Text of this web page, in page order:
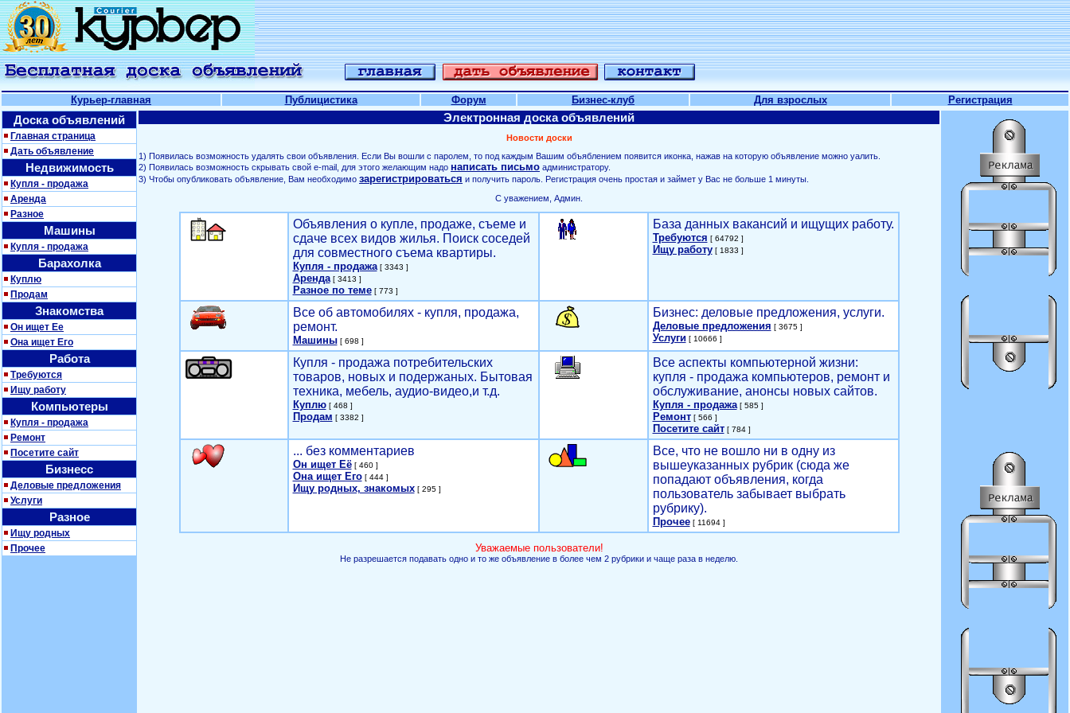
Курьер-главная Публицистика Форум Бизнес-клуб Для взрослых Регистрация
Доска объявлений
Главная страница
Дать объявление
Недвижимость
Купля - продажа
Аренда
Разное
Машины
Купля - продажа
Барахолка
Куплю
Продам
Знакомства
Он ищет Ее
Она ищет Его
Работа
Требуются
Ищу работу
Компьютеры
Купля - продажа
Ремонт
Посетите сайт
Бизнесс
Деловые предложения
Услуги
Разное
Ищу родных
Прочее
Электронная доска объявлений
Новости доски
1) Появилась возможность удалять свои объявления. Если Вы вошли с паролем, то под каждым Вашим объяблением появится иконка, нажав на которую объявление можно уалить.
2) Появилась возможность скрывать свой е-mail, для этого желающим надо написать письмо администратору.
3) Чтобы опубликовать объявление, Вам необходимо зарегистрироваться и получить пароль. Регистрация очень простая и займет у Вас не больше 1 минуты.
С уважением, Админ.
Объявления о купле, продаже, съеме и
сдаче всех видов жилья. Поиск соседей
для совместного съема квартиры.
Купля - продажа[ 3343 ]
Аренда[ 3413 ]
Разное по теме[ 773 ]
База данных вакансий и ищущих работу.
Требуются [ 64792 ]
Ищу работу[ 1833 ]
Все об автомобилях - купля, продажа,
ремонт.
Машины[ 698 ]
Бизнес: деловые предложения, услуги.
Деловые предложения [ 3675 ]
Услуги[ 10666 ]
Купля - продажа потребительских
товаров, новых и подержаных. Бытовая
техника, мебель, аудио-видео,и т.д.
Куплю[ 468 ]
Продам [ 3382 ]
Все аспекты компьютерной жизни:
купля - продажа компьютеров, ремонт и
обслуживание, анонсы новых сайтов.
Купля - продажа[ 585 ]
Ремонт[ 566 ]
Посетите сайт[ 784 ]
... без комментариев
Он ищет Её[ 460 ]
Она ищет Его[ 444 ]
Ищу родных, знакомых[ 295 ]
Все, что не вошло ни в одну из
вышеуказанных рубрик (сюда же
попадают объявления, когда
пользователь забывает выбрать
рубрику).
Прочее[ 11694 ]
Уважаемые пользователи!
Не разрешается подавать одно и то же объявление в более чем 2 рубрики и чаще раза в неделю.